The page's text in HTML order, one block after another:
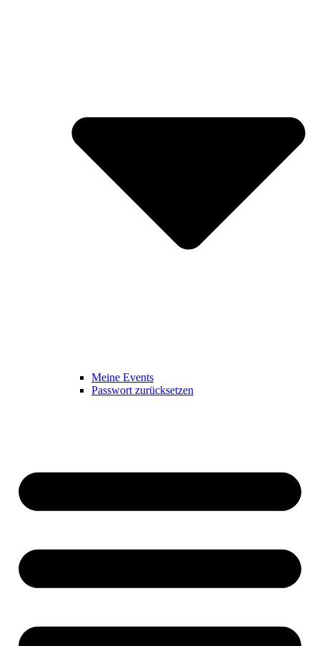
Meine Events
Passwort zurücksetzen